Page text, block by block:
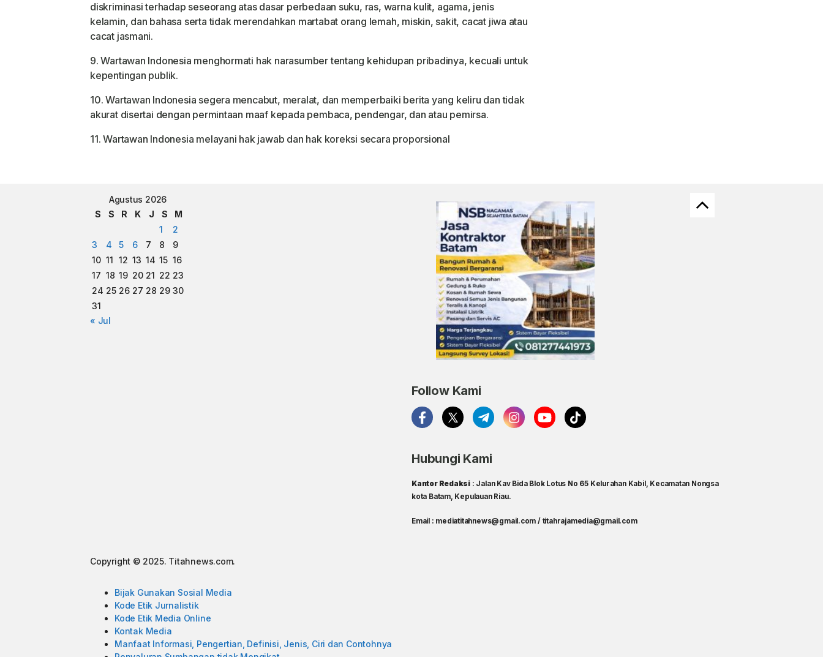
diskriminasi terhadap seseorang atas dasar perbedaan suku, ras, warna kulit, agama, jenis
kelamin, dan bahasa serta tidak merendahkan martabat orang lemah, miskin, sakit, cacat jiwa atau
cacat jasmani.
9. Wartawan Indonesia menghormati hak narasumber tentang kehidupan pribadinya, kecuali untuk
kepentingan publik.
10. Wartawan Indonesia segera mencabut, meralat, dan memperbaiki berita yang keliru dan tidak
akurat disertai dengan permintaan maaf kepada pembaca, pendengar, dan atau pemirsa.
11. Wartawan Indonesia melayani hak jawab dan hak koreksi secara proporsional
Agustus 2026
S
S R K J S
M
1
2
3
4 5 6 7 8
9
10 11 12 13 14 15 16
17 18 19 20 21 22 23
24 25 26 27 28 29 30
31
« Jul
Follow Kami
Hubungi Kami
Kantor Redaksi : Jalan Kav Bida Blok Lotus No 65 Kelurahan Kabil, Kecamatan Nongsa
kota Batam, Kepulauan Riau.
Email : mediatitahnews@gmail.com / titahrajamedia@gmail.com
Copyright © 2025. Titahnews.com.
Bijak Gunakan Sosial Media
Kode Etik Jurnalistik
Kode Etik Media Online
Kontak Media
Manfaat Informasi, Pengertian, Definisi, Jenis, Ciri dan Contohnya